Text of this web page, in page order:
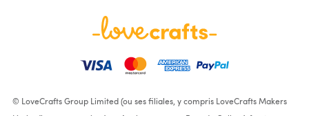
© LoveCrafts Group Limited (ou ses filiales, y compris LoveCrafts Makers